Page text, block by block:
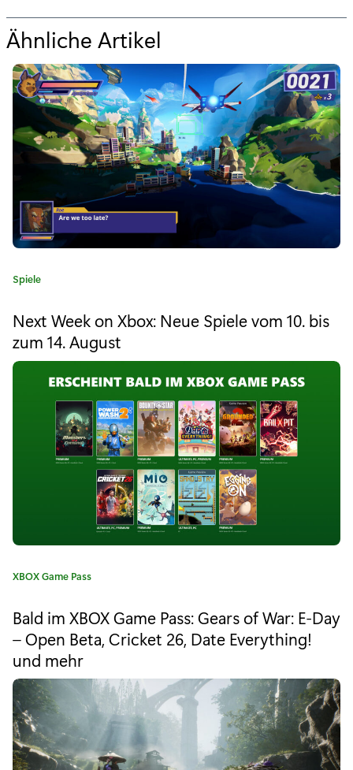
Ähnliche Artikel
ü
r
"
X
b
o
x
m
P
a
s
s
:
A
b
o
f
r
t
m
K
e
g
o
Spiele
Next Week on Xbox: Neue Spiele vom 10. bis
zum 14. August
K
e
g
o
e
:
XBOX Game Pass
Bald im XBOX Game Pass: Gears of War: E-Day
– Open Beta, Cricket 26, Date Everything!
und mehr